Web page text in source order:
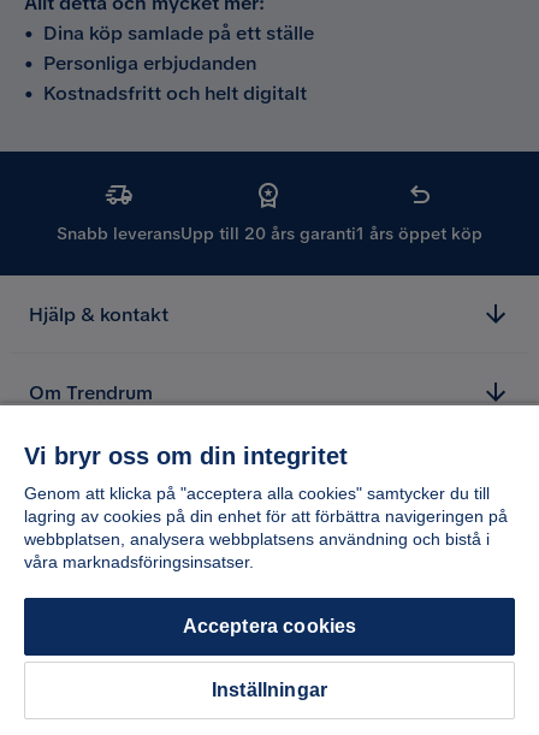
• Dina köp samlade på ett ställe
• Personliga erbjudanden
• Kostnadsfritt och helt digitalt
Snabb leveransUpp till 20 års garanti1 års öppet köp
Hjälp & kontakt
Om Trendrum
Copyright © 2026 Home Furnishing Nordic AB
Vi bryr oss om din integritet
Genom att klicka på "acceptera alla cookies" samtycker du till
lagring av cookies på din enhet för att förbättra navigeringen på
webbplatsen, analysera webbplatsens användning och bistå i
våra marknadsföringsinsatser.
Acceptera cookies
Inställningar